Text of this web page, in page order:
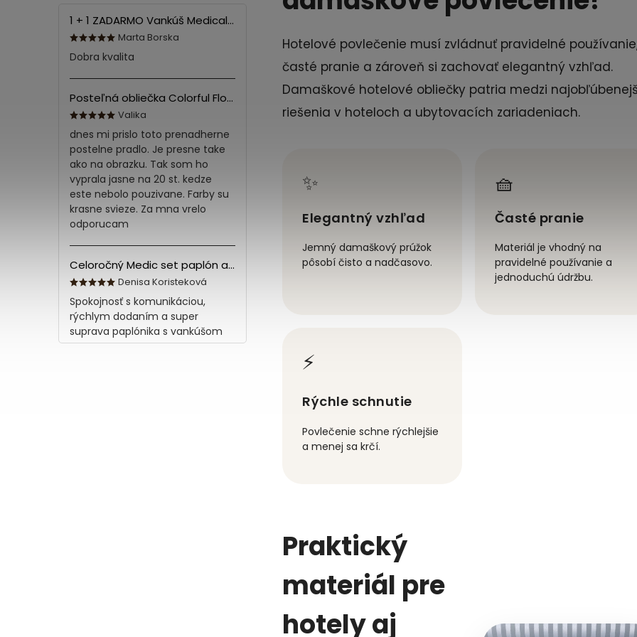
1 + 1 ZADARMO Vankúš Medical 70x90 cm
Marta Borska
Dobra kvalita
Posteľná obliečka Colorful Flowers Modrá 140x200/70x90 cm
Valika
dnes mi prislo toto prenadherne
postelne pradlo. Je presne take
ako na obrazku. Tak som ho
vyprala jasne na 20 st. kedze
este nebolo pouzivane. Farby su
krasne svieze. Za mna vrelo
odporucam
Celoročný Medic set paplón a vankúš z bavlny
Denisa Koristeková
Spokojnosť s komunikáciou,
rýchlym dodaním a super
suprava paplónika s vankúšom
Hotelové povlečenie musí zvládnuť pravidelné
časté pranie a zároveň si zachovať elegantný vzhľad.
Damaškové hotelové obliečky patria medzi
riešenia v hoteloch a ubytovacích zariadeniach.
✨
Elegantný vzhľad
Jemný damaškový prúžok
pôsobí čisto a nadčasovo.
🧺
Časté pranie
Materiál je vhodný na
pravidelné používanie a
jednoduchú údržbu.
⚡
Rýchle schnutie
Povlečenie schne rýchlejšie
a menej sa krčí.
Praktický
materiál pre
hotely aj